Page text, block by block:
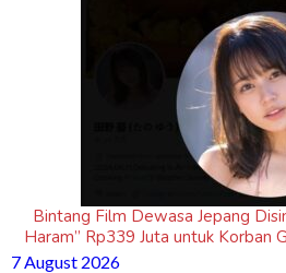
Bintang Film Dewasa Jepang
Haram” Rp339 Juta untuk Korban
7 August 2026